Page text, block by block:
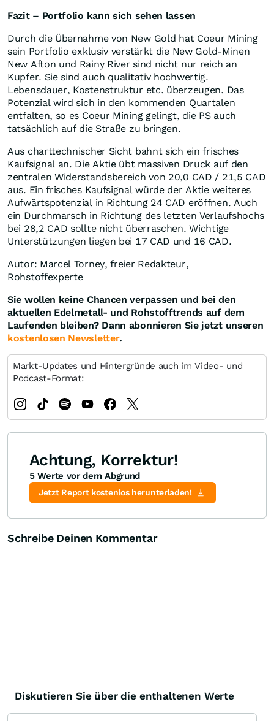
Fazit – Portfolio kann sich sehen lassen
Durch die Übernahme von New Gold hat Coeur Mining
sein Portfolio exklusiv verstärkt die New Gold-Minen
New Afton und Rainy River sind nicht nur reich an
Kupfer. Sie sind auch qualitativ hochwertig.
Lebensdauer, Kostenstruktur etc. überzeugen. Das
Potenzial wird sich in den kommenden Quartalen
entfalten, so es Coeur Mining gelingt, die PS auch
tatsächlich auf die Straße zu bringen.
Aus charttechnischer Sicht bahnt sich ein frisches
Kaufsignal an. Die Aktie übt massiven Druck auf den
zentralen Widerstandsbereich von 20,0 CAD / 21,5 CAD
aus. Ein frisches Kaufsignal würde der Aktie weiteres
Aufwärtspotenzial in Richtung 24 CAD eröffnen. Auch
ein Durchmarsch in Richtung des letzten Verlaufshochs
bei 28,2 CAD sollte nicht überraschen. Wichtige
Unterstützungen liegen bei 17 CAD und 16 CAD.
Autor: Marcel Torney, freier Redakteur,
Rohstoffexperte
Sie wollen keine Chancen verpassen und bei den
aktuellen Edelmetall- und Rohstofftrends auf dem
Laufenden bleiben? Dann abonnieren Sie jetzt unseren
kostenlosen Newsletter.
Markt-Updates und Hintergründe auch im Video- und
Podcast-Format:
Achtung, Korrektur!
5 Werte vor dem Abgrund
Jetzt Report kostenlos herunterladen!
Schreibe Deinen Kommentar
Diskutieren Sie über die enthaltenen Werte